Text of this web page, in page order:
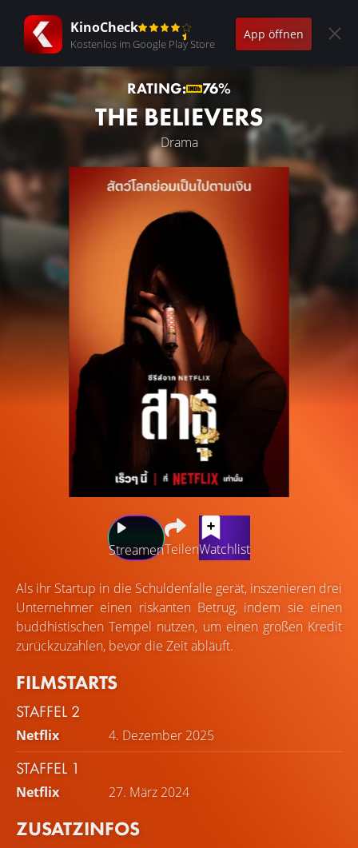
KinoCheck
Kostenlos im Google Play Store
App öffnen
RATING: 76%
THE BELIEVERS
Drama
StreamenTeilenWatchlist
Als ihr Startup in die Schuldenfalle gerät, inszenieren drei
Unternehmer einen riskanten Betrug, indem sie einen
buddhistischen Tempel nutzen, um einen großen Kredit
zurückzuzahlen, bevor die Zeit abläuft.
FILMSTARTS
STAFFEL 2
Netflix 4. Dezember 2025
STAFFEL 1
Netflix 27. März 2024
ZUSATZINFOS